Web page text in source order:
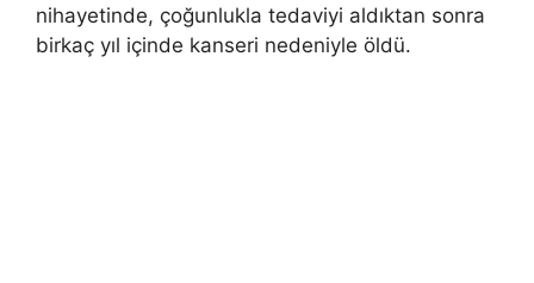
nihayetinde, çoğunlukla tedaviyi aldıktan sonra
birkaç yıl içinde kanseri nedeniyle öldü.